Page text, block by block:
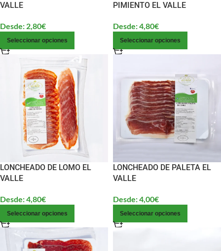
VALLE
Desde: 2,80€
Seleccionar opciones
PIMIENTO EL VALLE
Desde:4,80€
Seleccionar opciones
LONCHEADO DE LOMO EL
VALLE
Desde:4,80€
Seleccionar opciones
LONCHEADO DE PALETA EL
VALLE
Desde:4,00€
Seleccionar opciones